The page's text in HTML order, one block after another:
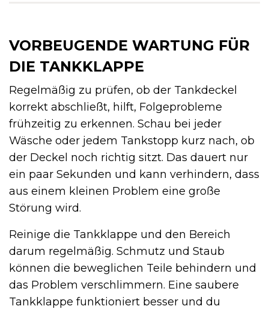
VORBEUGENDE WARTUNG FÜR
DIE TANKKLAPPE
Regelmäßig zu prüfen, ob der Tankdeckel
korrekt abschließt, hilft, Folgeprobleme
frühzeitig zu erkennen. Schau bei jeder
Wäsche oder jedem Tankstopp kurz nach, ob
der Deckel noch richtig sitzt. Das dauert nur
ein paar Sekunden und kann verhindern, dass
aus einem kleinen Problem eine große
Störung wird.
Reinige die Tankklappe und den Bereich
darum regelmäßig. Schmutz und Staub
können die beweglichen Teile behindern und
das Problem verschlimmern. Eine saubere
Tankklappe funktioniert besser und du